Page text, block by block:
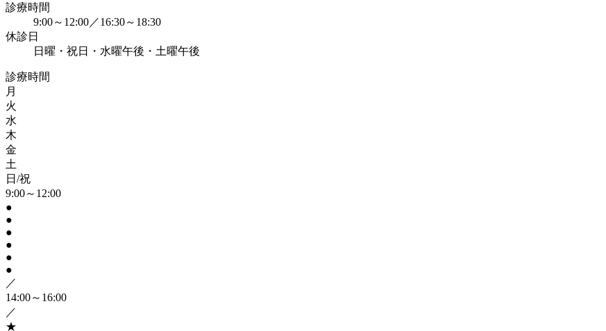
診療時間
9:00～12:00／16:30～18:30
休診日
日曜・祝日・水曜午後・土曜午後
診療時間
月
火
水
木
金
土
日/祝
9:00～12:00
●
●
●
●
●
●
／
14:00～16:00
／
★